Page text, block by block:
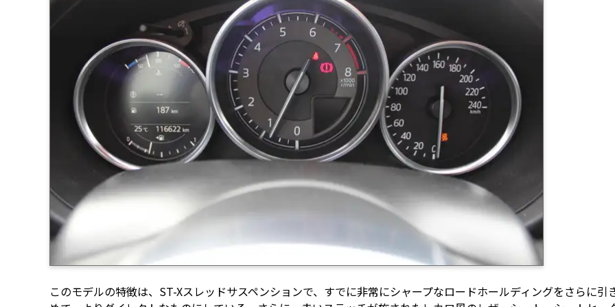
このモデルの特徴は、ST-Xスレッドサスペンションで、すでに非常にシャープなロードホールディングをさらに引